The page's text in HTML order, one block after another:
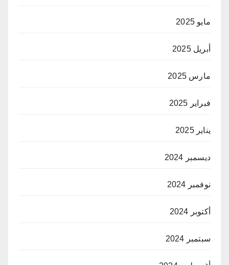
مايو 2025
أبريل 2025
مارس 2025
فبراير 2025
يناير 2025
ديسمبر 2024
نوفمبر 2024
أكتوبر 2024
سبتمبر 2024